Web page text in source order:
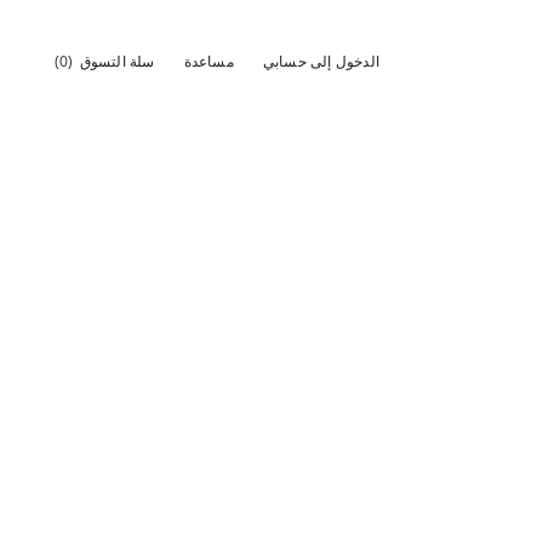
الدخول إلى حسابي مساعدة سلة التسوق (0)